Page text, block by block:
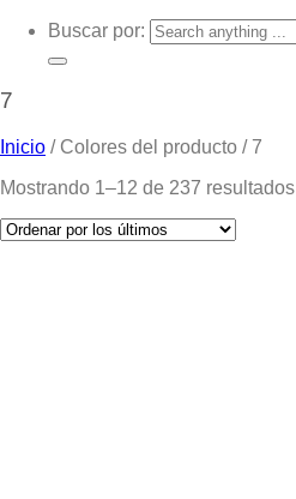
Buscar por:
7
Inicio /Colores del producto /7
Mostrando 1–12 de 237 resultados